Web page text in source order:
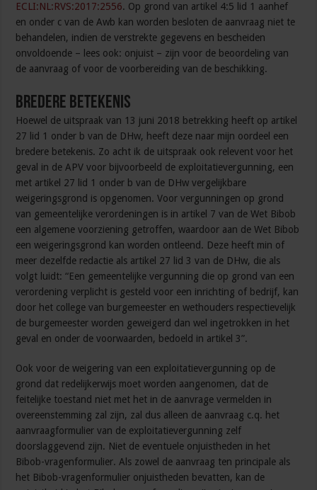
ECLI:NL:RVS:2017:2556. Op grond van artikel 4:5 lid 1 aanhef
en onder c van de Awb kan worden besloten de aanvraag niet te
behandelen, indien de verstrekte gegevens en bescheiden
onvoldoende – lees ook: onjuist – zijn voor de beoordeling van
de aanvraag of voor de voorbereiding van de beschikking.
Bredere betekenis
Hoewel de uitspraak van 13 juni 2018 betrekking heeft op artikel
27 lid 1 onder b van de DHw, heeft deze naar mijn oordeel een
bredere betekenis. Zo acht ik de uitspraak ook relevent voor het
geval in de APV voor bijvoorbeeld de exploitatievergunning, een
met artikel 27 lid 1 onder b van de DHw vergelijkbare
weigeringsgrond is opgenomen. Voor vergunningen op grond
van gemeentelijke verordeningen is in artikel 7 van de Wet Bibob
een algemene voorziening getroffen, waardoor aan de Wet Bibob
een weigeringsgrond kan worden ontleend. Deze heeft min of
meer dezelfde redactie als artikel 27 lid 3 van de DHw, die als
volgt luidt: “Een gemeentelijke vergunning die op grond van een
verordening verplicht is gesteld voor een inrichting of bedrijf, kan
door het college van burgemeester en wethouders respectievelijk
de burgemeester worden geweigerd dan wel ingetrokken in het
geval en onder de voorwaarden, bedoeld in artikel 3”.
Ook voor de weigering van een exploitatievergunning op de
grond dat redelijkerwijs moet worden aangenomen, dat de
feitelijke toestand niet met het in de aanvrage vermelden in
overeenstemming zal zijn, zal dus alleen de aanvraag c.q. het
aanvraagformulier van de exploitatievergunning zelf
doorslaggevend zijn. Niet de eventuele onjuistheden in het
Bibob-vragenformulier. Als zowel de aanvraag ten principale als
het Bibob-vragenformulier onjuistheden bevatten, kan de